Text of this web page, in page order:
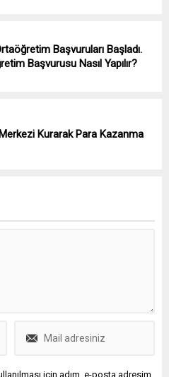
Başvuruları Başladı.
Başvurusu Nasıl Yapılır?
Kurarak Para Kazanma
için adım, e-posta adresim